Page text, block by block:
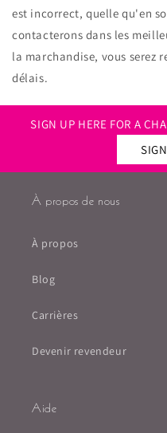
est incorrect, quelle qu'en
contacterons dans les
la marchandise, vous serez
délais.
SIGN UP HERE FOR A
À propos de nous
À propos
Blog
Carrières
Devenir revendeur
Aide